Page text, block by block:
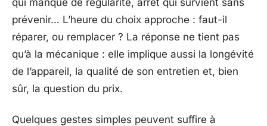
qui manque de régularité, arrêt qui survient sans
prévenir… L’heure du choix approche : faut-il
réparer, ou remplacer ? La réponse ne tient pas
qu’à la mécanique : elle implique aussi la longévité
de l’appareil, la qualité de son entretien et, bien
sûr, la question du prix.
Quelques gestes simples peuvent suffire à